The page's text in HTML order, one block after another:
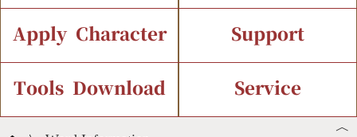
Introduction Current Status
Chinese Code Status
IDS Query
Components Query
Apply Character
Application Process
Support
Font Instant Display
Tools Download Service
︿